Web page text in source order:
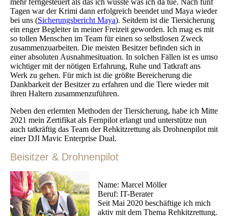
Tagen war der Krimi dann erfolgreich beendet und Maya wieder
bei uns (Sicherungsbericht Maya). Seitdem ist die Tiersicherung
ein enger Begleiter in meiner Freizeit geworden. Ich mag es mit
so tollen Menschen im Team für einen so selbstlosen Zweck
zusammenzuarbeiten. Die meisten Besitzer befinden sich in
einer absoluten Ausnahmesituation. In solchen Fällen ist es umso
wichtiger mit der nötigen Erfahrung, Ruhe und Tatkraft ans
Werk zu gehen. Für mich ist die größte Bereicherung die
Dankbarkeit der Besitzer zu erfahren und die Tiere wieder mit
ihren Haltern zusammenzuführen.
Neben den erlernten Methoden der Tiersicherung, habe ich Mitte
2021 mein Zertifikat als Fernpilot erlangt und unterstütze nun
auch tatkräftig das Team der Rehkitzrettung als Drohnenpilot mit
einer DJI Mavic Enterprise Dual.
Beisitzer & Drohnenpilot
Name: Marcel Möller
Beruf: IT-Berater
Seit Mai 2020 beschäftige ich mich
aktiv mit dem Thema Rehkitzrettung.